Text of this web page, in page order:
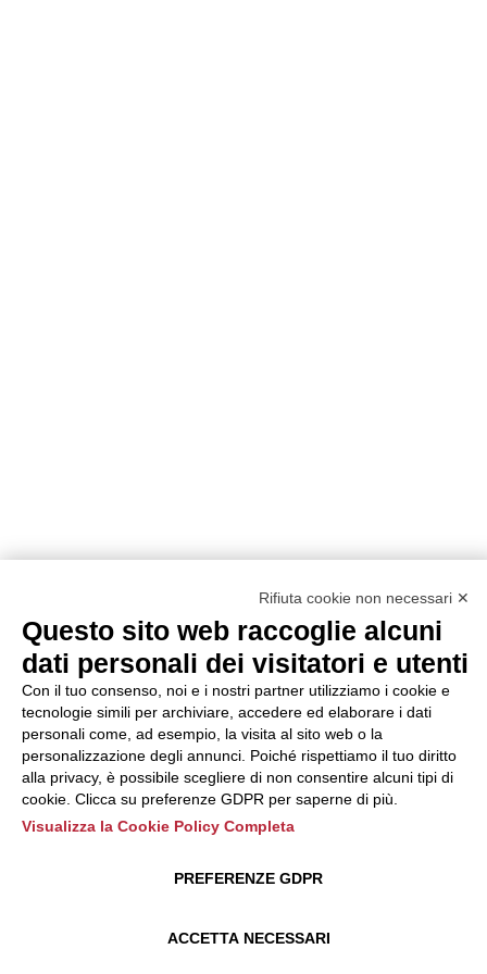
Rifiuta cookie non necessari ✕
Questo sito web raccoglie alcuni
dati personali dei visitatori e utenti
Con il tuo consenso, noi e i nostri partner utilizziamo i cookie e
tecnologie simili per archiviare, accedere ed elaborare i dati
personali come, ad esempio, la visita al sito web o la
personalizzazione degli annunci. Poiché rispettiamo il tuo diritto
alla privacy, è possibile scegliere di non consentire alcuni tipi di
cookie. Clicca su preferenze GDPR per saperne di più.
Visualizza la Cookie Policy Completa
ACCETTA NECESSARI
PREFERENZE GDPR